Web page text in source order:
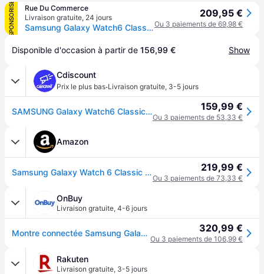
SPONSORISÉ
Rue Du Commerce
Livraison gratuite, 24 jours
Samsung Galaxy Watch6 Classic BT (47 mm / Argent)
209,95 €
Ou 3 paiements de 69,98 €
Disponible d'occasion à partir de 156,99 € Show
Cdiscount
Prix le plus bas·Livraison gratuite, 3-5 jours
SAMSUNG Galaxy Watch6 Classic 47mm Argent Bluetooth - Gris 159,99 €
Ou 3 paiements de 53,33 €
Amazon
Samsung Galaxy Watch 6 Classic R960 47mm, NFC, BT 5.3, Silver EU SM-R960 219,99 €
Ou 3 paiements de 73,33 €
OnBuy
Livraison gratuite, 4-6 jours
Montre connectée Samsung Galaxy Watch6 Classic 47M Bluetooth Argent import 320,99 €
Ou 3 paiements de 106,99 €
Rakuten
Livraison gratuite, 3-5 jours